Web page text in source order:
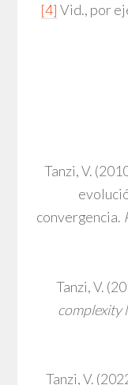
[4] Vid., por
Tanzi, V.
convergencia.
Tanzi, V.
complexity
Tanzi, V.